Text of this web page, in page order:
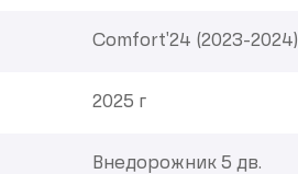
Comfort'24 (2023-2024)
2025 г
Внедорожник 5 дв.